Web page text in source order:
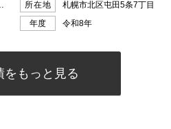
をもっと見る